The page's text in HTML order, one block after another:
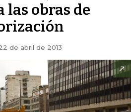
las obras de
de abril de 2013